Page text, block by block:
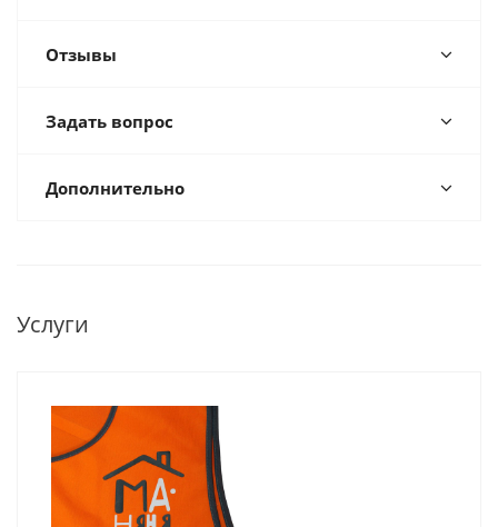
Отзывы
Задать вопрос
Дополнительно
Услуги